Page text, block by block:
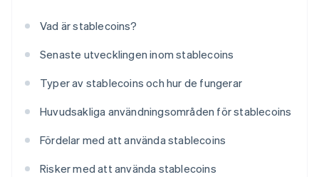
Vad är stablecoins?
Senaste utvecklingen inom stablecoins
Typer av stablecoins och hur de fungerar
Huvudsakliga användningsområden för stablecoins
Fördelar med att använda stablecoins
Risker med att använda stablecoins